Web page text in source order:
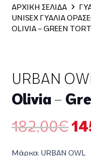
ΑΡΧΙΚΗ ΣΕΛΙΔΑ
UNISEX ΓΥΑΛΙΑ
OLIVIA – GREEN
URBAN
Olivia –
182,00€
Μάρκα: URBAN OWL